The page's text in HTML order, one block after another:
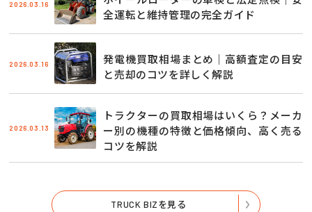
2026.03.16
全運転と維持管理の完全ガイド
2026.03.16
発電機買取相場まとめ｜高額査定の目安
と売却のコツを詳しく解説
2026.03.13
トラクターの買取相場はいくら？メーカ
ー別の機種の特徴と価格傾向、高く売る
コツを解説
TRUCK BIZを見る